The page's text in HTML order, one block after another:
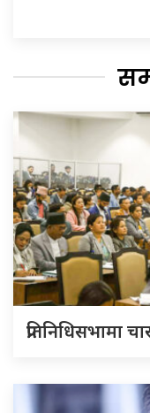
प्रतिनिधिसभामा